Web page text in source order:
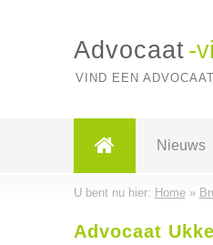
Advocaat -
VIND EEN
Nieuws
U bent nu hier: Home»
Advocaat Ukkel